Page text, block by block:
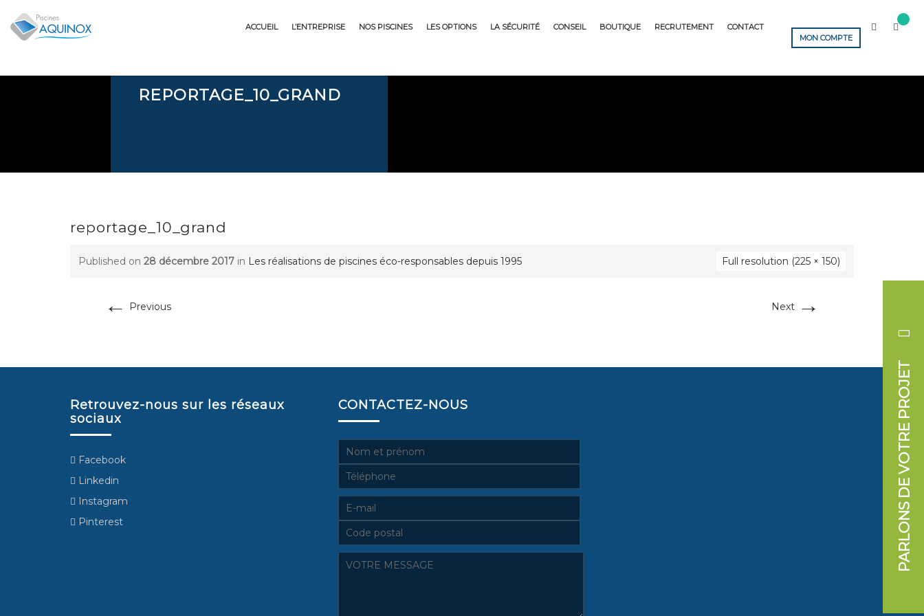
content
ACCUEIL L’ENTREPRISE NOS PISCINES LES OPTIONS LA SÉCURITÉ CONSEIL BOUTIQUE RECRUTEMENT
CONTACT
MON COMPTE
REPORTAGE_10_GRAND
reportage_10_grand
Published on 28 décembre 2017 in Les réalisations de piscines éco-responsables depuis 1995 Full resolution (225 × 150)
← Previous Next →
Retrouvez-nous sur les réseaux
sociaux
Facebook
Linkedin
Instagram
Pinterest
CONTACTEZ-NOUS PARLONS DE VOTRE PROJET